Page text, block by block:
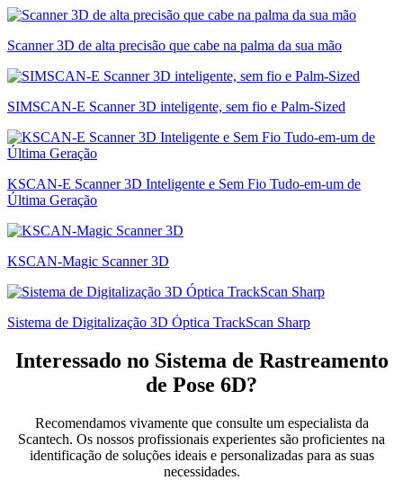
Scanner 3D de alta precisão que cabe na palma da sua mão
SIMSCAN-E Scanner 3D inteligente, sem fio e Palm-Sized
KSCAN-E Scanner 3D Inteligente e Sem Fio Tudo-em-um de
Última Geração
KSCAN-Magic Scanner 3D
Sistema de Digitalização 3D Óptica TrackScan Sharp
Interessado no Sistema de Rastreamento
de Pose 6D?
Recomendamos vivamente que consulte um especialista da
Scantech. Os nossos profissionais experientes são proficientes na
identificação de soluções ideais e personalizadas para as suas
necessidades.